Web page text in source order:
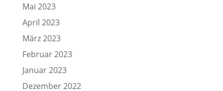
Mai 2023
April 2023
März 2023
Februar 2023
Januar 2023
Dezember 2022